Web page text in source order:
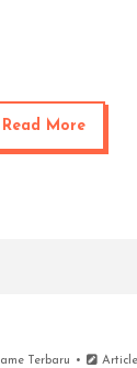
Read More
Terbaru Article